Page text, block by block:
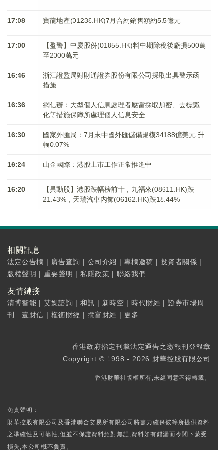
17:08 寶龍地產(01238.HK)7月合約銷售額約5.5億元
17:00
【盈警】中慶股份(01855.HK)料中期除稅後虧損500萬
至2000萬元
16:46
浙江證監局對財通證券股份有限公司採取出具警示函
措施
16:36
網信辦：大型個人信息處理者應當採取加密、去標識
化等措施保障所處理個人信息安全
16:30
國家外匯局：7月末中國外匯儲備規模34188億美元 升
幅0.07%
16:24 山金國際：港股上市工作正常推進中
16:20
【異動股】港股跌幅榜前十，九福來(08611.HK)跌
21.43%，天瑞汽車内飾(06162.HK)跌18.44%
相關訊息
法定公告欄 | 廣告查詢 | 公司介紹 | 專欄邀稿 | 投資者關係 |
版權聲明 | 重要聲明 | 私隱政策 | 聯絡我們
友情鏈接
清博智能 | 艾媒諮詢 | 和訊 | 新時空 | 時代財經 | 證券市場周
刊
| 壹財信 | 權衡財經 | 攬富財經 | 更多...
香港政府指定刊載法定通告之憲報刊登報章
Copyright © 1998 - 2026 財華控股有限公司
香港財華社版權所有,未經同意不得轉載。
免責聲明：
財華控股有限公司及香港聯合交易所有限公司將盡力確保彼等所提供資料
之準確性及可靠性,但並不保證資料絕對無誤,資料如有錯漏而令閣下蒙受
損失,本公司概不負責。